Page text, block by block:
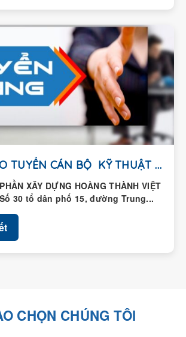
THÔNG BÁO TUYỂN CÁN BỘ KỸ THUẬT HIỆN...
XÂY DỰNG HOÀNG THÀNH VIỆT
30 tổ dân phố 15, đường Trung...